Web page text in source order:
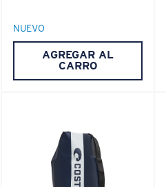
NUEVO
AGREGAR AL
CARRO